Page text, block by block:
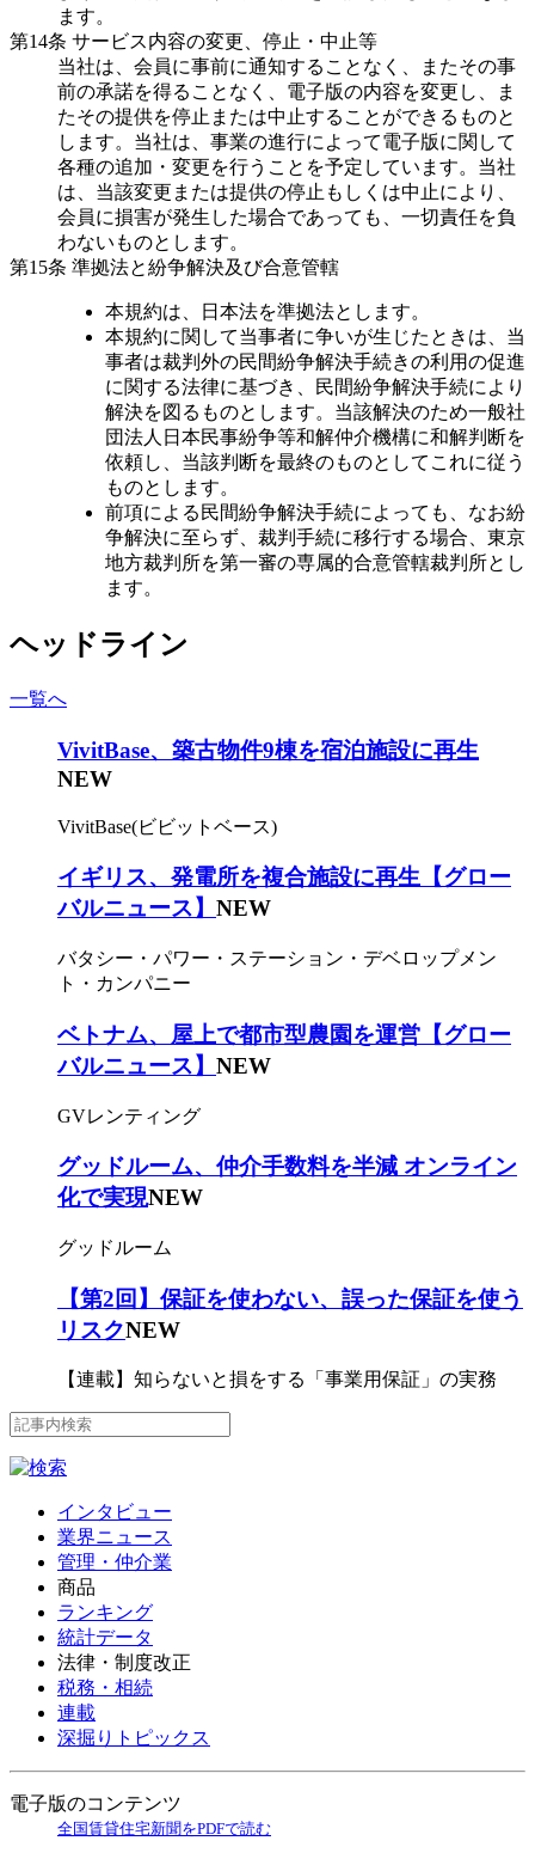
ます。
第14条 サービス内容の変更、停止・中止等
当社は、会員に事前に通知することなく、またその事
前の承諾を得ることなく、電子版の内容を変更し、ま
たその提供を停止または中止することができるものと
します。当社は、事業の進行によって電子版に関して
各種の追加・変更を行うことを予定しています。当社
は、当該変更または提供の停止もしくは中止により、
会員に損害が発生した場合であっても、一切責任を負
わないものとします。
第15条 準拠法と紛争解決及び合意管轄
本規約は、日本法を準拠法とします。
本規約に関して当事者に争いが生じたときは、当
事者は裁判外の民間紛争解決手続きの利用の促進
に関する法律に基づき、民間紛争解決手続により
解決を図るものとします。当該解決のため一般社
団法人日本民事紛争等和解仲介機構に和解判断を
依頼し、当該判断を最終のものとしてこれに従う
ものとします。
前項による民間紛争解決手続によっても、なお紛
争解決に至らず、裁判手続に移行する場合、東京
地方裁判所を第一審の専属的合意管轄裁判所とし
ます。
ヘッドライン
一覧へ
VivitBase、築古物件9棟を宿泊施設に再生
NEW
VivitBase(ビビットベース)
イギリス、発電所を複合施設に再生【グロー
バルニュース】 NEW
バタシー・パワー・ステーション・デベロップメン
ト・カンパニー
ベトナム、屋上で都市型農園を運営【グロー
バルニュース】 NEW
GVレンティング
グッドルーム、仲介手数料を半減 オンライン
化で実現NEW
グッドルーム
【第2回】保証を使わない、誤った保証を使う
リスクNEW
【連載】知らないと損をする「事業用保証」の実務
インタビュー
業界ニュース
管理・仲介業
商品
ランキング
統計データ
法律・制度改正
税務・相続
連載
深掘りトピックス
電子版のコンテンツ
全国賃貸住宅新聞をPDFで読む